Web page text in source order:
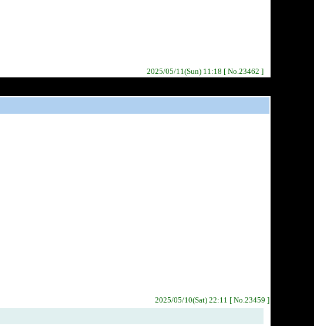
2025/05/11(Sun) 11:18 [ No.23462 ]
2025/05/10(Sat) 22:11 [ No.23459 ]